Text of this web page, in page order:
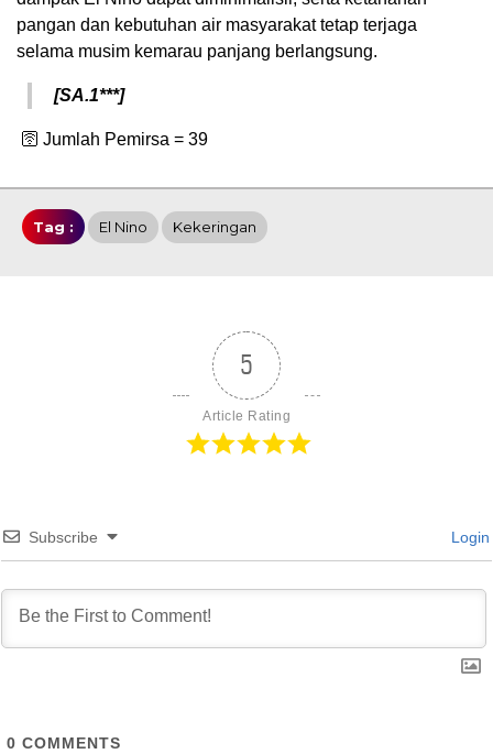
pangan dan kebutuhan air masyarakat tetap terjaga
selama musim kemarau panjang berlangsung.
[SA.1***]
🛜 Jumlah Pemirsa = 39
Tag : El Nino Kekeringan
5
Article Rating
Subscribe Login
0 COMMENTS